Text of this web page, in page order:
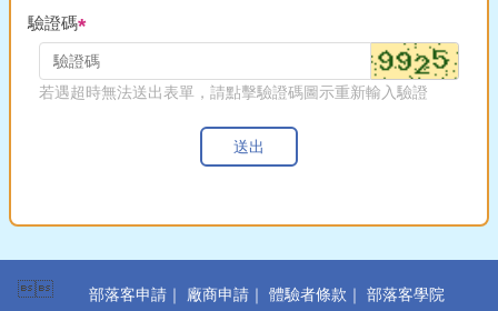
驗證碼
若遇超時無法送出表單，請點擊驗證碼圖示重新輸入驗證
送出
 部落客申請 ｜ 廠商申請 ｜ 體驗者條款 ｜ 部落客學院